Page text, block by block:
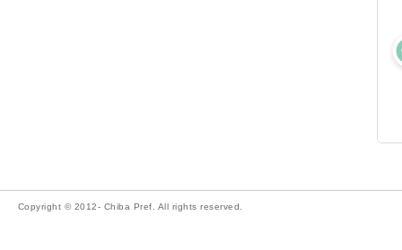
Copyright © 2012- Chiba Pref. All rights reserved.